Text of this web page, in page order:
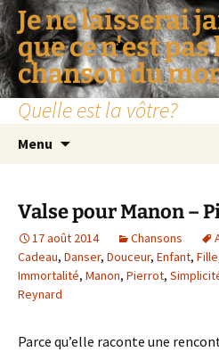
Je ne laisserai
que ce n'est
chanson du
Quelle est la vôtre?
Menu
Valse pour Manon –
17 août 2014 Chansons
Cadeau, Danser, Douceur, Enfant, Fille
Immortalité, Manon, Pierrot,
Reynard
Parce qu’elle raconte une